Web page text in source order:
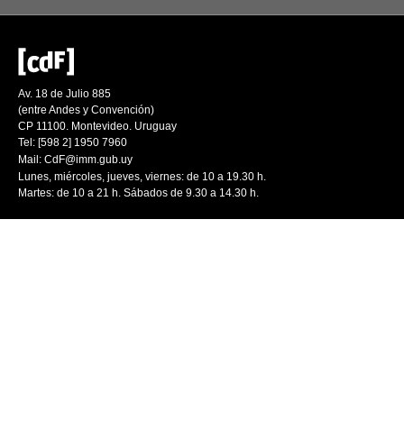
Av. 18 de Julio 885
(entre Andes y Convención)
CP 11100. Montevideo. Uruguay
Tel: [598 2] 1950 7960
Mail: CdF@imm.gub.uy
Lunes, miércoles, jueves, viernes: de 10 a 19.30 h.
Martes: de 10 a 21 h. Sábados de 9.30 a 14.30 h.